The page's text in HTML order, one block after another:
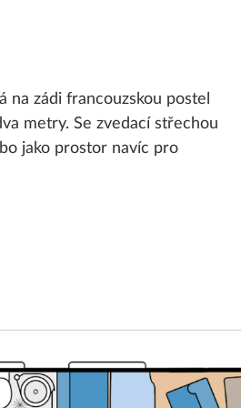
zádi francouzskou postel
metry. Se zvedací střechou
jako prostor navíc pro